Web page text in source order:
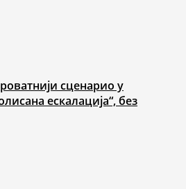
сценарио у
ескалација“, без